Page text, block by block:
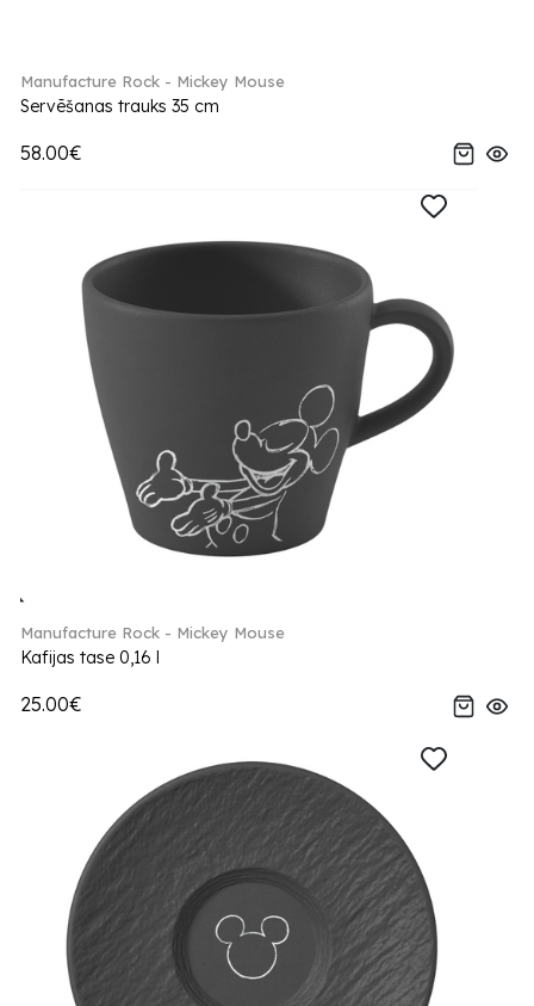
Manufacture Rock - Mickey Mouse
Servēšanas trauks 35 cm
58.00€
Manufacture Rock - Mickey Mouse
Kafijas tase 0,16 l
25.00€